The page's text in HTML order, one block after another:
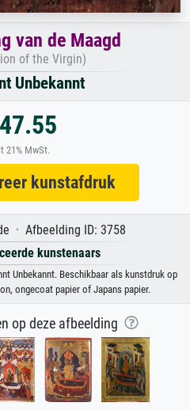
van de Maagd
of the Virgin)
Unbekannt
21% MwSt.
kunstafdruk
· Afbeelding ID: 3758
kunstenaars
Unbekannt. Beschikbaar als kunstdruk op
ongecoat papier of Japans papier.
op deze afbeelding